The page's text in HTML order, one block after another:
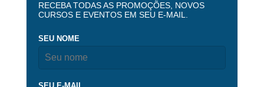
RECEBA TODAS AS PROMOÇÕES, NOVOS
CURSOS E EVENTOS EM SEU E-MAIL.
SEU NOME